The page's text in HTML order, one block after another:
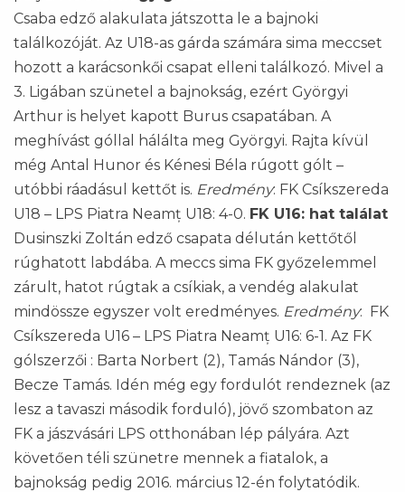
Csaba edző alakulata játszotta le a bajnoki
találkozóját. Az U18-as gárda számára sima meccset
hozott a karácsonkői csapat elleni találkozó. Mivel a
3. Ligában szünetel a bajnokság, ezért Györgyi
Arthur is helyet kapott Burus csapatában. A
meghívást góllal hálálta meg Györgyi. Rajta kívül
még Antal Hunor és Kénesi Béla rúgott gólt –
utóbbi ráadásul kettőt is. Eredmény: FK Csíkszereda
U18 – LPS Piatra Neamț U18: 4-0. FK U16: hat találat
Dusinszki Zoltán edző csapata délután kettőtől
rúghatott labdába. A meccs sima FK győzelemmel
zárult, hatot rúgtak a csíkiak, a vendég alakulat
mindössze egyszer volt eredményes. Eredmény: FK
Csíkszereda U16 – LPS Piatra Neamț U16: 6-1. Az FK
gólszerzői : Barta Norbert (2), Tamás Nándor (3),
Becze Tamás. Idén még egy fordulót rendeznek (az
lesz a tavaszi második forduló), jövő szombaton az
FK a jászvásári LPS otthonában lép pályára. Azt
követően téli szünetre mennek a fiatalok, a
bajnokság pedig 2016. március 12-én folytatódik.